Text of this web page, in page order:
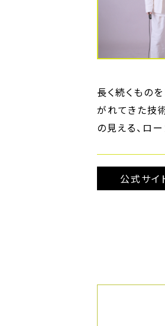
長く続くもの
がれてきた技
の見える、ロ
公式サイ